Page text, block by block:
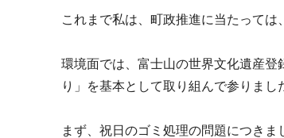
これまで私は、町政推進に当たっては
環境面では、富士山の世界文化遺産登
り」を基本として取り組んで参りまし
まず、祝日のゴミ処理の問題につき